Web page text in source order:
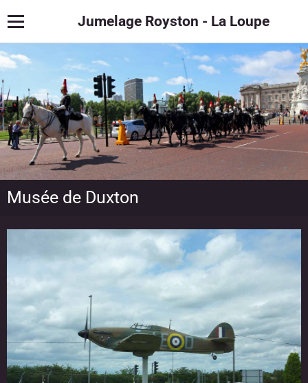
Jumelage Royston - La Loupe
Musée de Duxton